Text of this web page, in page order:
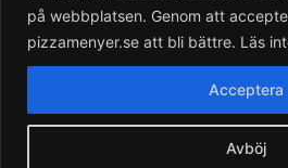
på webbplatsen. Genom att
pizzamenyer.se att bli bättre. Läs
Avböj
Acceptera
Saknar du din pizzeria?
Skapa gratis
Läs om
Artiklar &
Rensa